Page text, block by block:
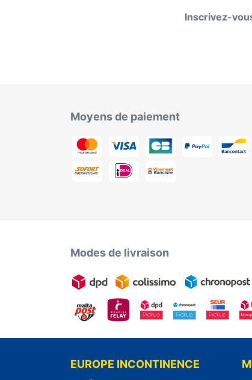
Inscrivez-
Moyens de paiement
Modes de livraison
EUROPE INCONTINENCE